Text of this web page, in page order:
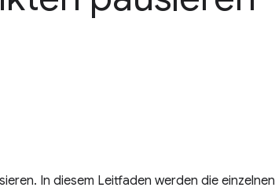
In diesem Leitfaden werden die einzelnen